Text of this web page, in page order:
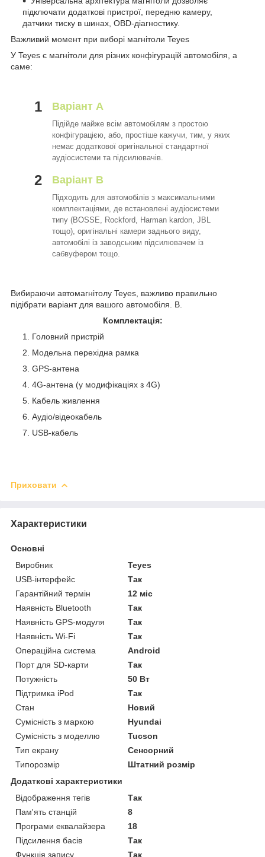
підключати додаткові пристрої, передню камеру,
датчики тиску в шинах, OBD-діагностику.
Важливий момент при виборі магнітоли Teyes
У Teyes є магнітоли для різних конфігурацій автомобіля, а
саме:
1 Варіант A
Підійде майже всім автомобілям з простою
конфігурацією, або, простіше кажучи, тим, у яких
немає додаткової оригінальної стандартної
аудіосистеми та підсилювачів.
2 Варіант B
Підходить для автомобілів з максимальними
комплектаціями, де встановлені аудіосистеми
типу (BOSSE, Rockford, Harman kardon, JBL
тощо), оригінальні камери заднього виду,
автомобілі із заводським підсилювачем із
сабвуфером тощо.
Вибираючи автомагнітолу Teyes, важливо правильно
підібрати варіант для вашого автомобіля. B.
Комплектація:
Головний пристрій
Модельна перехідна рамка
GPS-антена
4G-антена (у модифікаціях з 4G)
Кабель живлення
Аудіо/відеокабель
USB-кабель
Приховати
Характеристики
Основні
Виробник
Teyes
USB-інтерфейс
Так
Гарантійний термін
12 міс
Наявність Bluetooth
Так
Наявність GPS-модуля
Так
Наявність Wi-Fi
Так
Операційна система
Android
Порт для SD-карти
Так
Потужність
50 Вт
Підтримка iPod
Так
Стан
Новий
Сумісність з маркою
Hyundai
Сумісність з моделлю
Tucson
Тип екрану
Сенсорний
Типорозмір
Штатний розмір
Додаткові характеристики
Відображення тегів
Так
Пам'ять станцій
8
Програми еквалайзера
18
Підсилення басів
Так
Функція запису
Так